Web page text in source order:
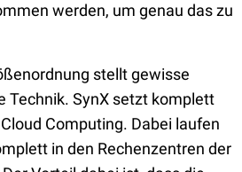
werden, um genau das zu
stellt gewisse
Technik. SynX setzt komplett
Computing. Dabei laufen
in den Rechenzentren der